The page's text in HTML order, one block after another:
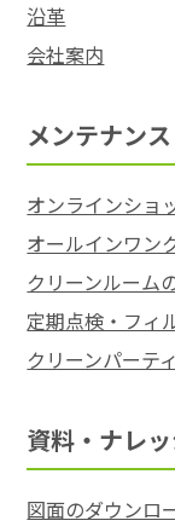
沿革
会社案内
メンテナン
オンラインショ
オールインワン
クリーンルーム
定期点検・フィ
クリーンパーテ
資料・ナレ
図面のダウンロ